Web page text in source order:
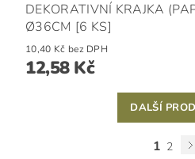
DEKORATIVNÍ KRAJKA
Ø36CM [6 KS]
10,40 Kč bez DPH
12,58 Kč
DALŠÍ
1 2